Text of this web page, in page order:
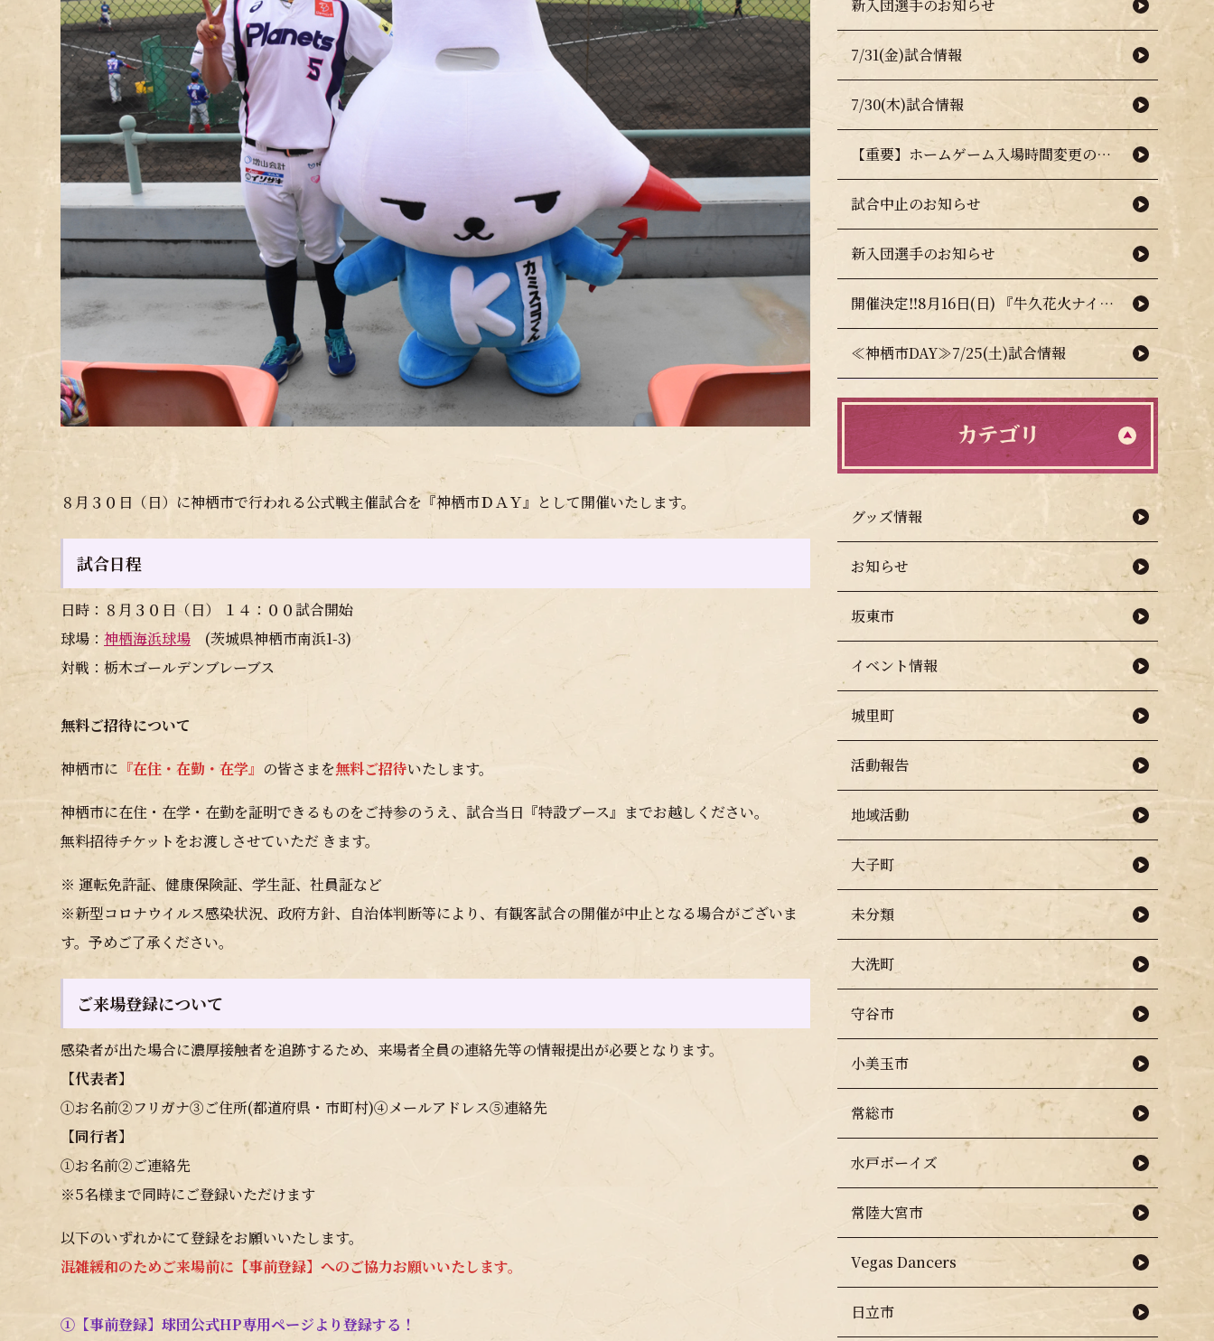
８月３０日（日）に神栖市で行われる公式戦主催試合を『神栖市ＤＡＹ』として開催いたします。
試合日程
日時：８月３０日（日） １４：００試合開始
球場： 神栖海浜球場 (茨城県神栖市南浜1-3)
対戦：栃木ゴールデンブレーブス
無料ご招待について
神栖市に 『在住・在勤・在学』 の皆さまを無料ご招待いたします。
神栖市に在住・在学・在勤を証明できるものをご持参のうえ、試合当日『特設ブース』までお越しください。
無料招待チケットをお渡しさせていただ きます。
※ 運転免許証、健康保険証、学生証、社員証など
※新型コロナウイルス感染状況、政府方針、自治体判断等により、有観客試合の開催が中止となる場合がございま
す。予めご了承ください。
ご来場登録について
感染者が出た場合に濃厚接触者を追跡するため、来場者全員の連絡先等の情報提出が必要となります。
【代表者】
①お名前②フリガナ③ご住所(都道府県・市町村)④メールアドレス⑤連絡先
【同行者】
①お名前②ご連絡先
※5名様まで同時にご登録いただけます
以下のいずれかにて登録をお願いいたします。
混雑緩和のためご来場前に【事前登録】へのご協力お願いいたします。
①【事前登録】球団公式HP専用ページより登録する！
新入団選手のお知らせ
7/31(金)試合情報
7/30(木)試合情報
【重要】ホームゲーム入場時間変更のお知らせ（熱中症対策について）
試合中止のお知らせ
新入団選手のお知らせ
開催決定‼8月16日(日) 『牛久花火ナイター』🎇🧨
≪神栖市DAY≫7/25(土)試合情報
カテゴリ
グッズ情報
お知らせ
坂東市
イベント情報
城里町
活動報告
地域活動
大子町
未分類
大洗町
守谷市
小美玉市
常総市
水戸ボーイズ
常陸大宮市
Vegas Dancers
日立市